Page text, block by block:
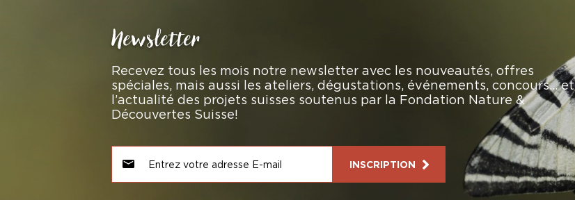
Newsletter
Recevez tous les mois notre newsletter avec les nouveautés, offres
spéciales, mais aussi les ateliers, dégustations, événements, concours… et
l’actualité des projets suisses soutenus par la Fondation Nature &
Découvertes Suisse!
INSCRIPTION